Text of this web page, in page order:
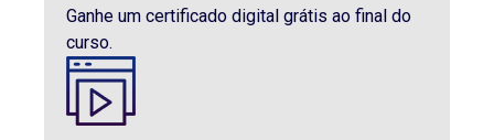
Ganhe um certificado digital grátis ao final do
curso.